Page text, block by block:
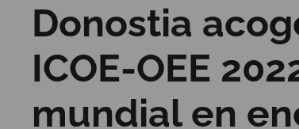
Donostia
ICOE-OEE
mundial en